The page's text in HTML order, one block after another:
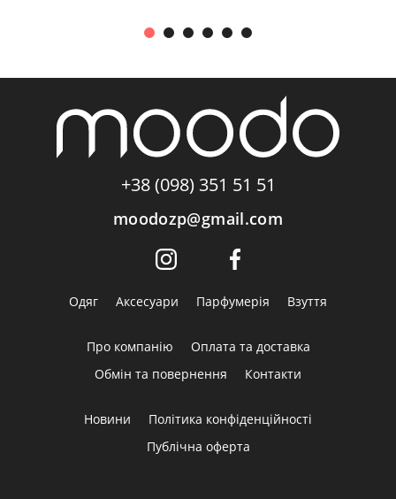
+38 (098) 351 51 51
moodozp@gmail.com
Одяг Аксесуари Парфумерія Взуття
Про компанію
Оплата та доставка
Обмін та повернення
Контакти
Новини
Політика конфіденційності
Публічна оферта